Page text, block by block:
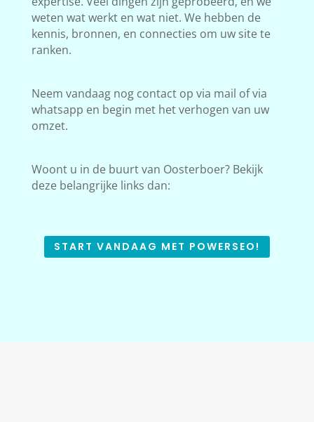
weten wat werkt en wat niet. We hebben de
kennis, bronnen, en connecties om uw site te
ranken.
Neem vandaag nog contact op via mail of via
whatsapp en begin met het verhogen van uw
omzet.
Woont u in de buurt van Oosterboer? Bekijk
deze belangrijke links dan:
START VANDAAG MET POWERSEO!